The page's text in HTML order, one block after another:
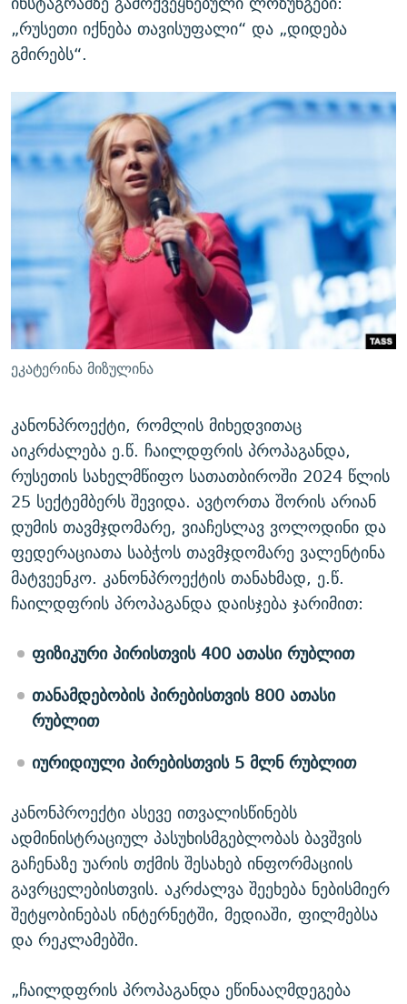
„რუსეთი იქნება თავისუფალი“ და „დიდება
გმირებს“.
ეკატერინა მიზულინა
კანონპროექტი, რომლის მიხედვითაც
აიკრძალება ე.წ. ჩაილდფრის პროპაგანდა,
რუსეთის სახელმწიფო სათათბიროში 2024 წლის
25 სექტემბერს შევიდა. ავტორთა შორის არიან
დუმის თავმჯდომარე, ვიაჩესლავ ვოლოდინი და
ფედერაციათა საბჭოს თავმჯდომარე ვალენტინა
მატვეენკო. კანონპროექტის თანახმად, ე.წ.
ჩაილდფრის პროპაგანდა დაისჯება ჯარიმით:
ფიზიკური პირისთვის 400 ათასი რუბლით
თანამდებობის პირებისთვის 800 ათასი
რუბლით
იურიდიული პირებისთვის 5 მლნ რუბლით
კანონპროექტი ასევე ითვალისწინებს
ადმინისტრაციულ პასუხისმგებლობას ბავშვის
გაჩენაზე უარის თქმის შესახებ ინფორმაციის
გავრცელებისთვის. აკრძალვა შეეხება ნებისმიერ
შეტყობინებას ინტერნეტში, მედიაში, ფილმებსა
და რეკლამებში.
„ჩაილდფრის პროპაგანდა ეწინააღმდეგება